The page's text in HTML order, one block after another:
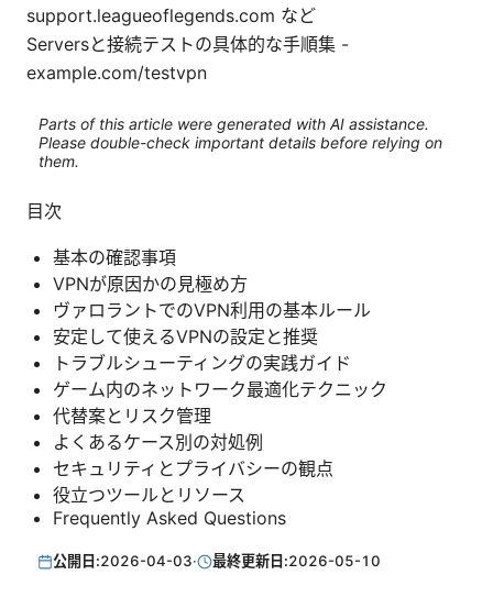
support.leagueoflegends.com など
Serversと接続テストの具体的な手順集 -
example.com/testvpn
Parts of this article were generated with AI assistance.
Please double-check important details before relying on
them.
目次
基本の確認事項
VPNが原因かの見極め方
ヴァロラントでのVPN利用の基本ルール
安定して使えるVPNの設定と推奨
トラブルシューティングの実践ガイド
ゲーム内のネットワーク最適化テクニック
代替案とリスク管理
よくあるケース別の対処例
セキュリティとプライバシーの観点
役立つツールとリソース
Frequently Asked Questions
公開日:2026-04-03· 最終更新日:2026-05-10